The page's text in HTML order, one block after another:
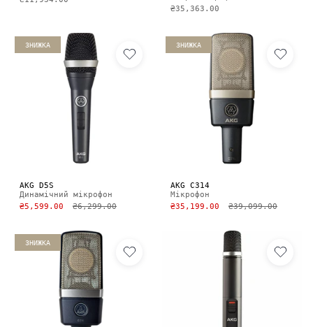
₴35,363.00
ЗНИЖКА
AKG D5S
Динамічний мікрофон
₴5,599.00
₴6,299.00
ЗНИЖКА
AKG C314
Мікрофон
₴35,199.00
₴39,099.00
ЗНИЖКА